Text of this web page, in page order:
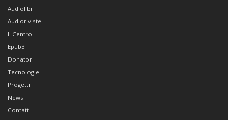
Audiolibri
Audioriviste
Il Centro
Epub3
Donatori
Tecnologie
Progetti
News
Contatti